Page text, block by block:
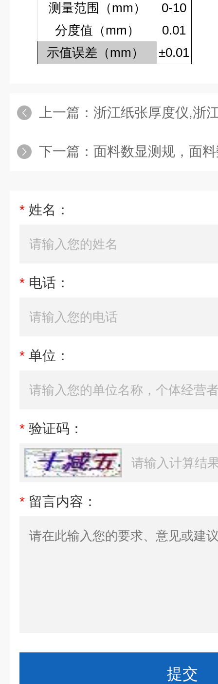
测量范围（mm ）
0-10
分度值（mm ）
0.01
示值误差（mm ） ±0.01
上一篇： 浙江纸张厚度仪,浙江纸业
下一篇： 面料数显测规，面
* 姓名：
* 电话：
* 单位：
* 验证码：
* 留言内容：